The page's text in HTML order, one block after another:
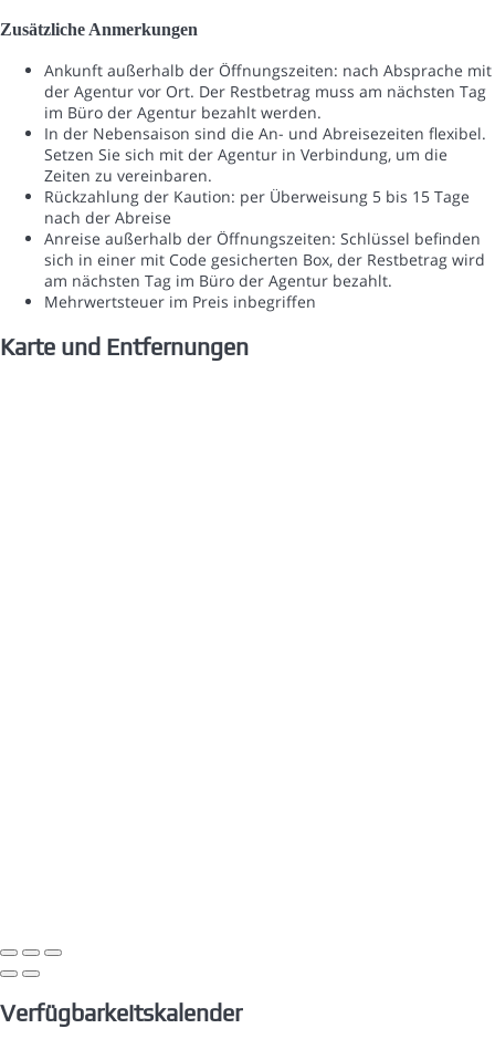
Zusätzliche Anmerkungen
Ankunft außerhalb der Öffnungszeiten: nach Absprache mit
der Agentur vor Ort. Der Restbetrag muss am nächsten Tag
im Büro der Agentur bezahlt werden.
In der Nebensaison sind die An- und Abreisezeiten flexibel.
Setzen Sie sich mit der Agentur in Verbindung, um die
Zeiten zu vereinbaren.
Rückzahlung der Kaution: per Überweisung 5 bis 15 Tage
nach der Abreise
Anreise außerhalb der Öffnungszeiten: Schlüssel befinden
sich in einer mit Code gesicherten Box, der Restbetrag wird
am nächsten Tag im Büro der Agentur bezahlt.
Mehrwertsteuer im Preis inbegriffen
Karte und Entfernungen
Verfügbarkeitskalender